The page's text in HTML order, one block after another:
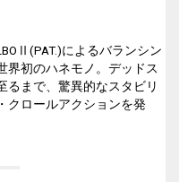
によるバランシン
界初のハネモノ。デッドス
るまで、驚異的なスタビリ
クロールアクションを発